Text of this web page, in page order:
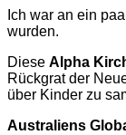
Ich war an ein
wurden.
Diese Alpha
Rückgrat der
über Kinder zu
Australiens